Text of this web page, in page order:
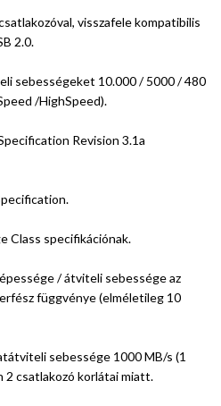
visszafele kompatibilis
2.0.
sebességeket 10.000 / 5000 / 480
/HighSpeed).
Revision 3.1a
Class specifikációnak.
/ átviteli sebessége az
függvénye (elméletileg 10
sebessége 1000 MB/s (1
2 csatlakozó korlátai miatt.